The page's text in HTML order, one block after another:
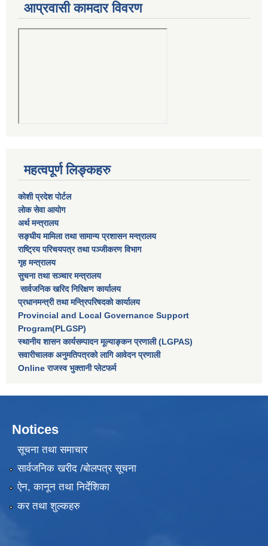
आप्रवासी कामदार विवरण
महत्वपूर्ण लिङ्कहरु
कोशी प्रदेश पोर्टल
लाेक सेवा आयाेग
अर्थ मन्त्रालय
सङ्घीय मामिला तथा सामान्य प्रशासन मन्त्रालय
राष्‍ट्रिय परिचयपत्र तथा पञ्‍जीकरण विभाग
गृह मन्त्रालय
सुचना तथा सञ्चार मन्त्रालय
सार्वजनिक खरिद निरिक्षण कार्यालय
प्रधानमन्त्री तथा मन्त्रिपरिषदकाे कार्यालय
Provincial and Local Governance Support
Program(PLGSP)
स्थानीय शासन कार्यसम्पादन मूल्याङ्कन प्रणाली (LGPAS)
सवारीचालक अनुमतिपत्रको लागि आवेदन प्रणाली
Online राजस्व भुक्तानी प्लेटफर्म
Notices
सूचना तथा समाचार
सार्वजनिक खरीद /बोलपत्र सूचना
ऐन, कानून तथा निर्देशिका
कर तथा शुल्कहरु